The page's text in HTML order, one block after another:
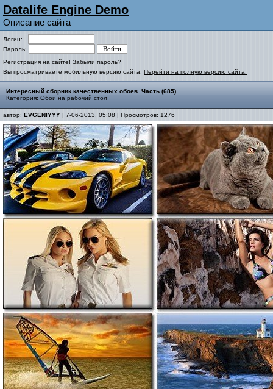
Datalife Engine Demo
Описание сайта
Логин:
Пароль:
Регистрация на сайте! Забыли пароль?
Вы просматриваете мобильную версию сайта. Перейти на полную версию сайта.
Интересный сборник качественных обоев. Часть (685)
Категория: Обои на рабочий стол
автор: EVGENIYYY | 7-06-2013, 05:08 | Просмотров: 1276